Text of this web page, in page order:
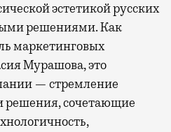
эстетикой русских
решениями. Как
маркетинговых
Мурашова, это
— стремление
решения, сочетающие